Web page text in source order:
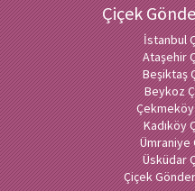
Çiçek
İstanbul
Ataşehir
Beşiktaş
Beykoz
Kadıköy
Ümraniye
Üsküdar
Çiçek